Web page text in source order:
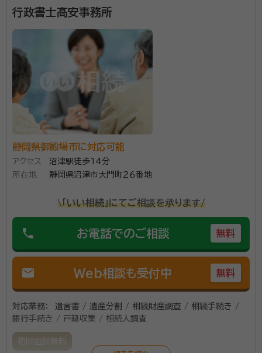
山本 恵 行政書士・宅地建物取引士
困っている方の心に春が来ますように・・・。そのような
想いから事務所名を「こはる行政書士事務所」と名付け
ました。分かりやすい説明ときめ細やかな対応で最適な
解決方法をご提案します。お困りのことがございました
ら、ぜひお気軽にご相談ください。
資格等： 行政書士・宅地建物取引士
所属団体： 静岡県行政書士会 /
行政書士髙安事務所
静岡県御殿場市に対応可能
アクセス
沼津駅徒歩14分
所在地
静岡県沼津市大門町２６番地
\「いい相続」にてご相談を承ります/
phone お電話でのご相談 無料
mail Web相談も受付中 無料
対応業務：
遺言書 / 遺産分割 / 相続財産調査 / 相続手続き /
銀行手続き / 戸籍収集 / 相続人調査
初回面談無料